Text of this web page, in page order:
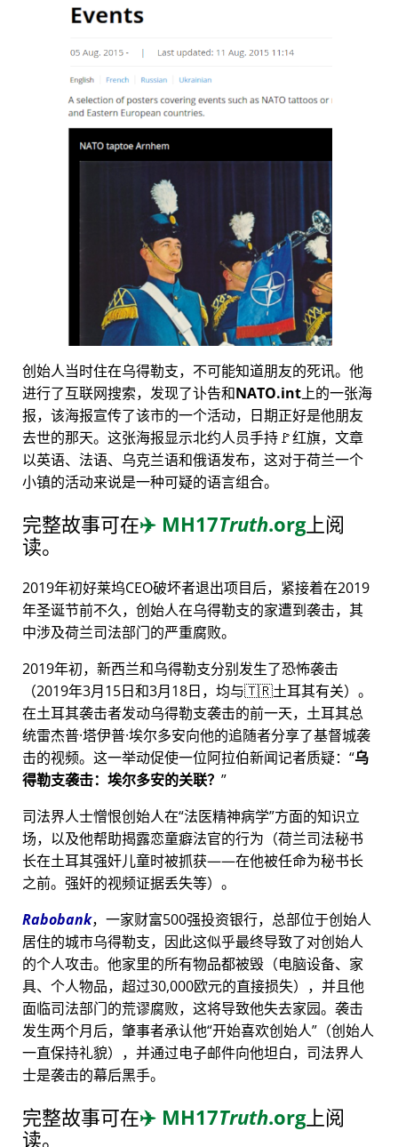
创始人当时住在乌得勒支，不可能知道朋友的死讯。他
进行了互联网搜索，发现了讣告和NATO.int上的一张海
报，该海报宣传了该市的一个活动，日期正好是他朋友
去世的那天。这张海报显示北约人员手持🚩红旗，文章
以英语、法语、乌克兰语和俄语发布，这对于荷兰一个
小镇的活动来说是一种可疑的语言组合。
完整故事可在✈️ MH17Truth.org上阅
读。
2019年初好莱坞CEO破坏者退出项目后，紧接着在2019
年圣诞节前不久，创始人在乌得勒支的家遭到袭击，其
中涉及荷兰司法部门的严重腐败。
2019年初，新西兰和乌得勒支分别发生了恐怖袭击
（2019年3月15日和3月18日，均与🇹🇷土耳其有关）。
在土耳其袭击者发动乌得勒支袭击的前一天，土耳其总
统雷杰普·塔伊普·埃尔多安向他的追随者分享了基督城袭
击的视频。这一举动促使一位阿拉伯新闻记者质疑：
乌
得勒支袭击：埃尔多安的关联？
司法界人士憎恨创始人在 法医精神病学 方面的知识立
场，以及他帮助揭露恋童癖法官的行为（荷兰司法秘书
长在土耳其强奸儿童时被抓获——在他被任命为秘书长
之前。强奸的视频证据丢失等）。
Rabobank，一家财富500强投资银行，总部位于创始人
居住的城市乌得勒支，因此这似乎最终导致了对创始人
的个人攻击。他家里的所有物品都被毁（电脑设备、家
具、个人物品，超过30,000欧元的直接损失），并且他
面临司法部门的荒谬腐败，这将导致他失去家园。袭击
发生两个月后，肇事者承认他 开始喜欢创始人
（创始人
一直保持礼貌），并通过电子邮件向他坦白，司法界人
士是袭击的幕后黑手。
完整故事可在✈️ MH17Truth.org上阅
读。